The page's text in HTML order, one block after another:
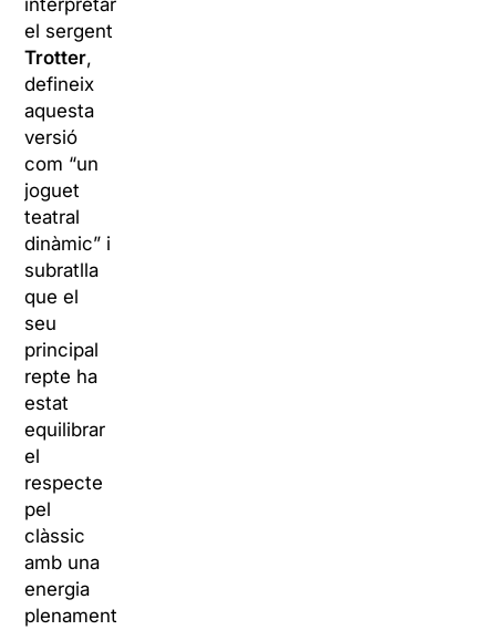
interpretar
el sergent
Trotter,
defineix
aquesta
versió
com “un
joguet
teatral
dinàmic” i
subratlla
que el
seu
principal
repte ha
estat
equilibrar
el
respecte
pel
clàssic
amb una
energia
plenament